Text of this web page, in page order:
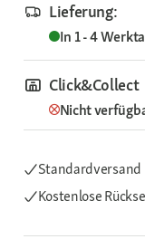
Lieferung:
In 1 - 4
Click&Collect
Nicht
Kostenlose